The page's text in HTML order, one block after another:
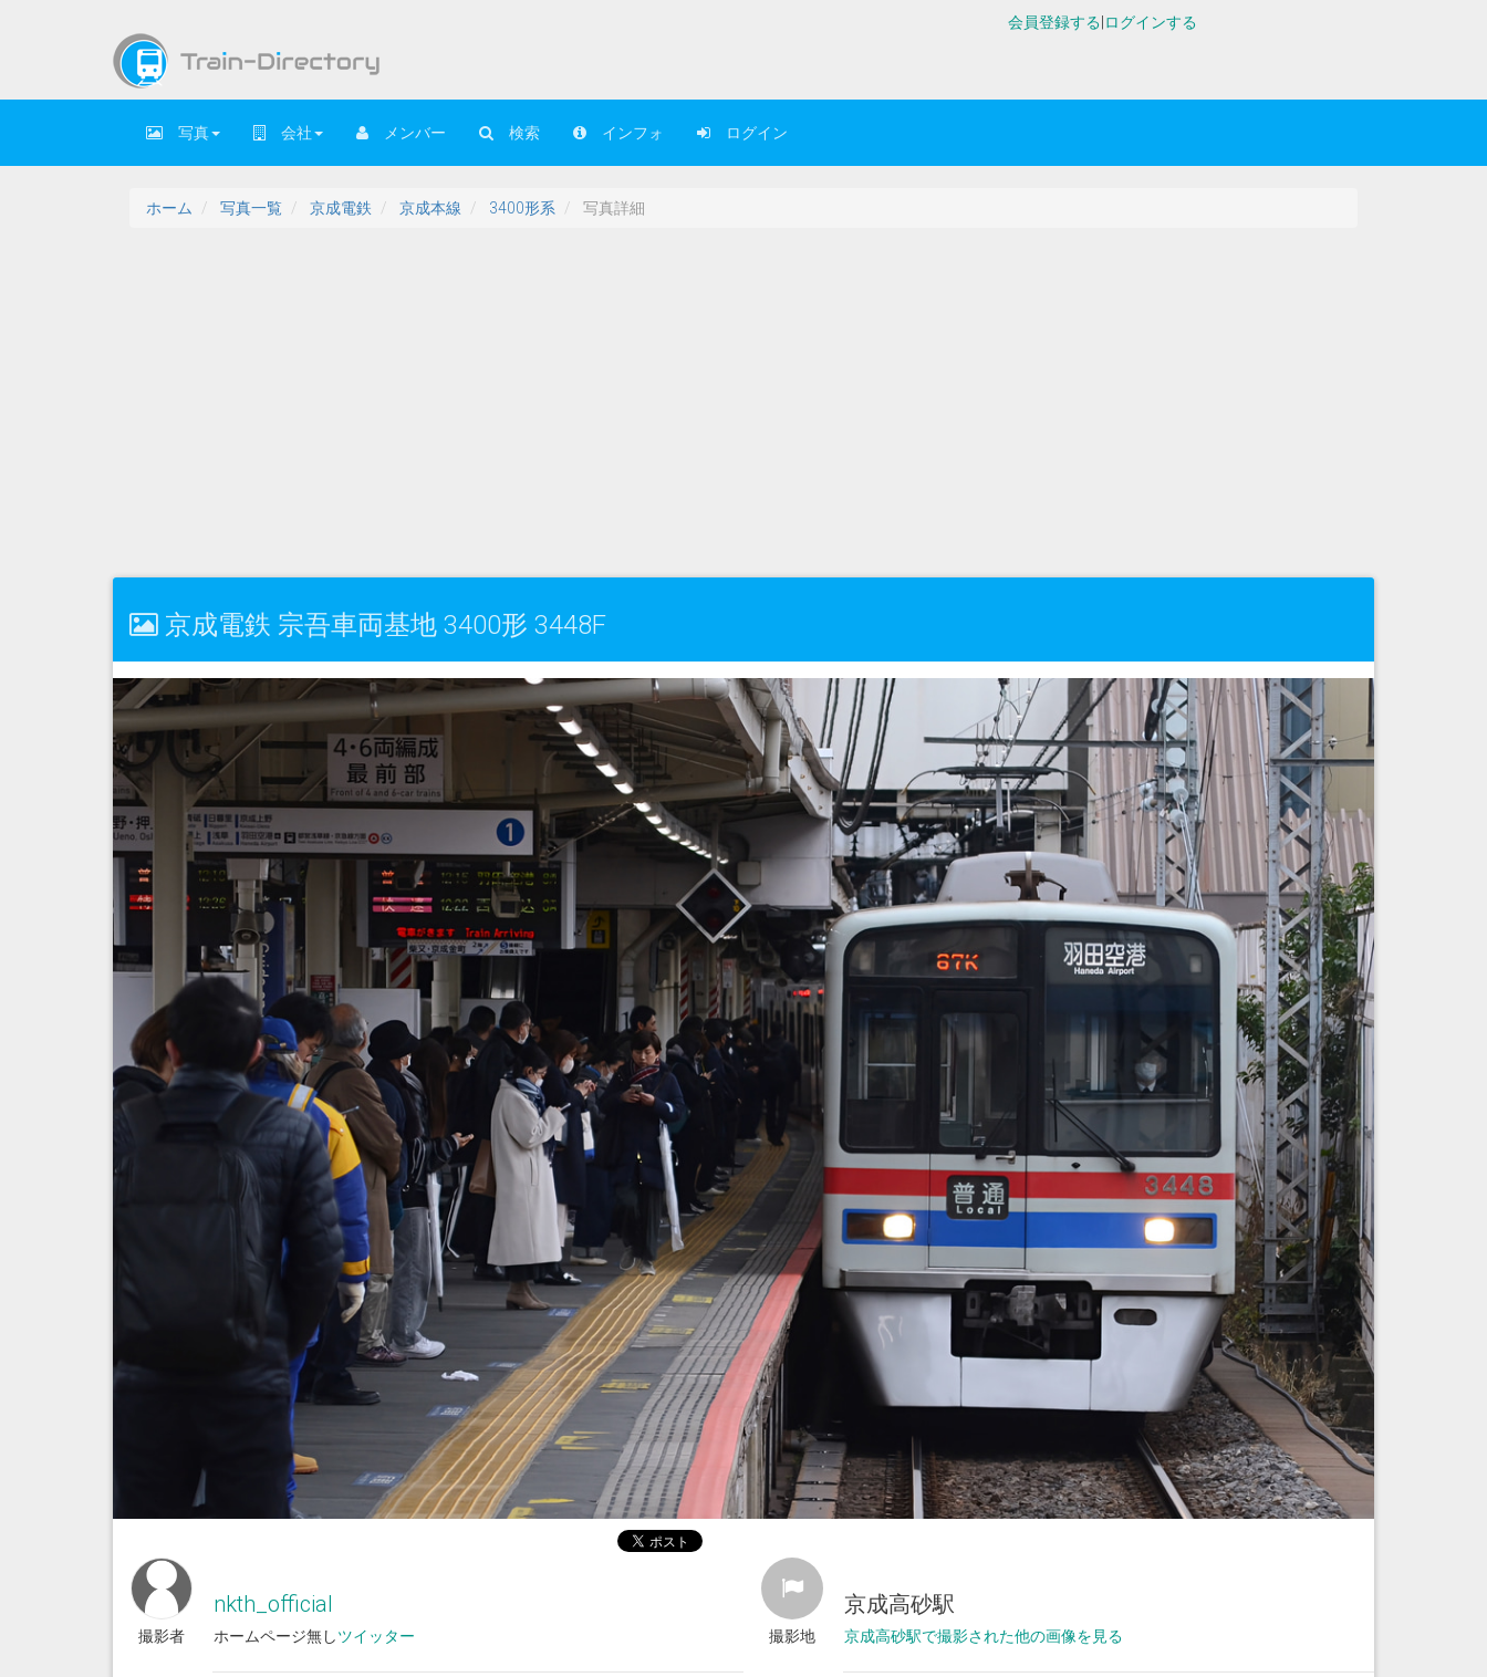
会員登録する ログインする
写真 会社 メンバー 検索 インフォ ログイン
ホーム 写真一覧 京成電鉄 京成本線 3400形系 写真詳細
京成電鉄 宗吾車両基地 3400形 3448F
撮影者
nkth_official
ホームページ無しツイッター 撮影地
京成高砂駅
京成高砂駅で撮影された他の画像を見る